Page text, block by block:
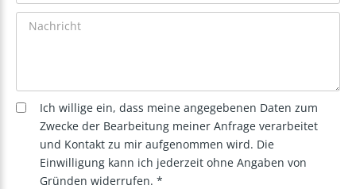
Ich willige ein, dass meine angegebenen Daten zum
Zwecke der Bearbeitung meiner Anfrage verarbeitet
und Kontakt zu mir aufgenommen wird. Die
Einwilligung kann ich jederzeit ohne Angaben von
Gründen widerrufen. *